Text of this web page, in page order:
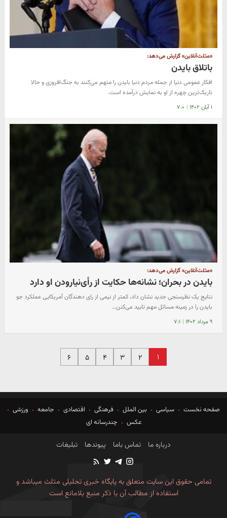
«مثلث‌آنلاین» گزارش می‌دهد:
باتلاق بایدن
افکار عمومی دنیا از جمله مردم دنیا بایدن را متهم می‌کنند به جنگ‌افروزی و حالا
تاریک‌ترین چهره از او به نمایش درآمده است.
۱ آبان ۱۴۰۲ | ۷:۰
«مثلث‌آنلاین» گزارش می‌دهد:
بایدن در بحران؛ نشانه‌ها حکایت از رأی‌نیارودن او دارد
نتایج یک نظرسنجی جدید نشان داد، کمتر از نیمی از رای دهندگان آمریکایی عملکرد جو
بایدن را در زمینه مسائل مهم تایید می‌کنن…
۹ مرداد ۱۴۰۲ | ۷:۱
۱ ۲ ۳ ۴ ۵ ۶
صفحه نخست سیاسی بین الملل فرهنگی اقتصادی جامعه
ورزشی
عکس
چندرسانه ای
درباره ما تماس باما پیوندها تبلیغات
تمامی حقوق این سایت متعلق به پایگاه خبری تحلیلی مثلث میباشد و
استفاده از مطالب آن با ذکر منبع بلامانع است